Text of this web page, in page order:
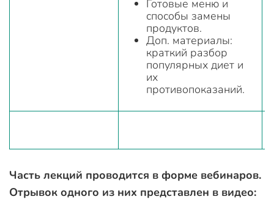
Готовые меню и
способы замены
продуктов.
Доп. материалы:
краткий разбор
популярных диет и
их
противопоказаний.
Часть лекций проводится в форме вебинаров.
Отрывок одного из них представлен в видео: